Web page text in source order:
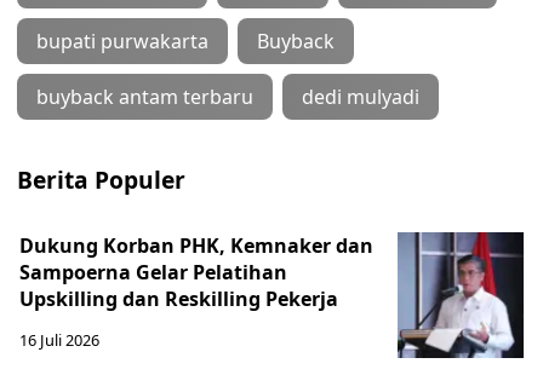
bupati purwakarta Buyback
buyback antam terbaru dedi mulyadi
Berita Populer
Dukung Korban PHK, Kemnaker dan
Sampoerna Gelar Pelatihan
Upskilling dan Reskilling Pekerja
16 Juli 2026